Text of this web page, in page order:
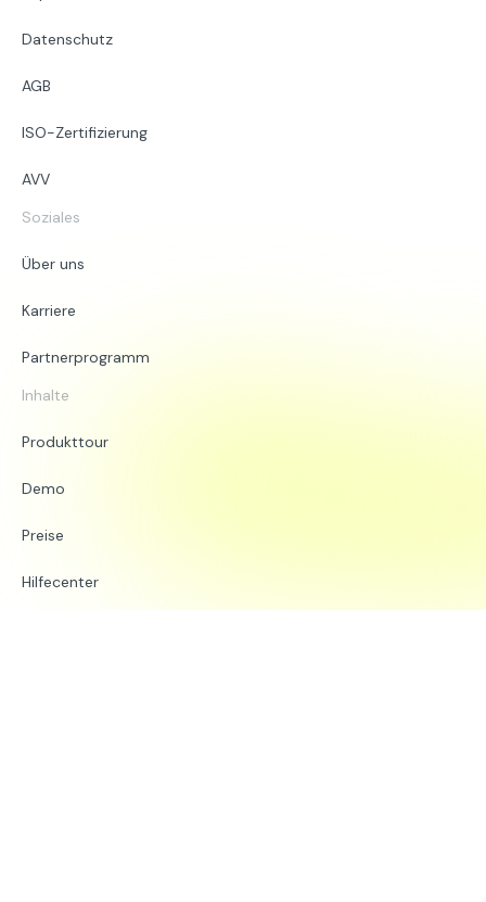
Inhalte
Produkttour
Demo
Preise
Hilfecenter
Soziales
Über uns
Karriere
Partnerprogramm
Datenschutz
AGB
ISO-Zertifizierung
AVV